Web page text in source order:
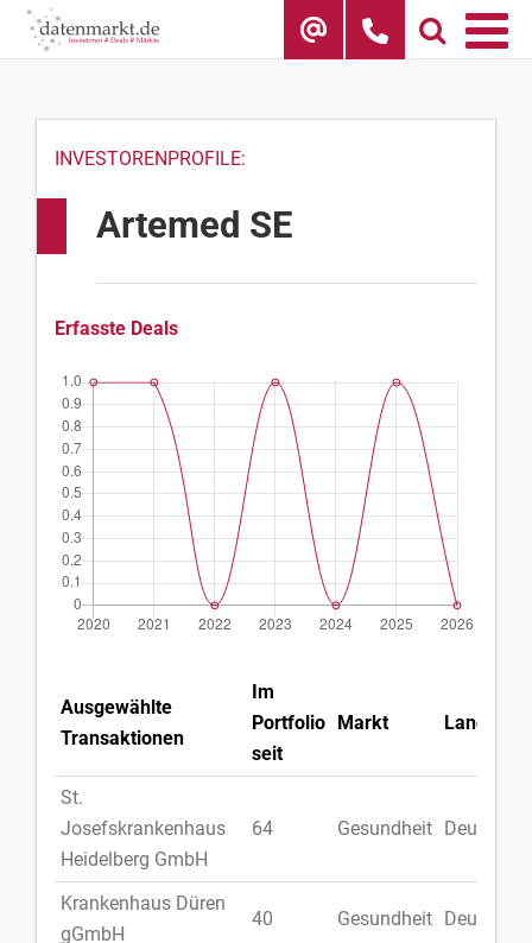
Skip
INVESTORENPROFILE:
Artemed SE
Erfasste Deals
Ausgewählte
Transaktionen
Im
Portfolio
seit
Markt Land
St.
Josefskrankenhaus
Heidelberg GmbH
64 Gesundheit
Krankenhaus Düren
gGmbH
40 Gesundheit